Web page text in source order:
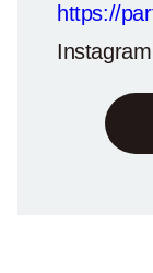
https://